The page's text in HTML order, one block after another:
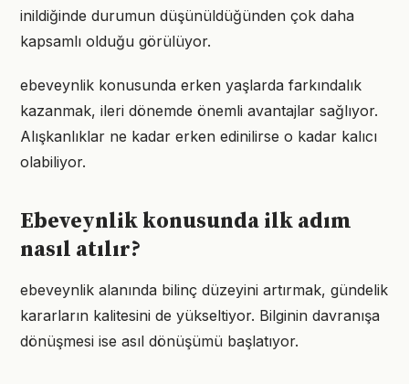
inildiğinde durumun düşünüldüğünden çok daha
kapsamlı olduğu görülüyor.
ebeveynlik konusunda erken yaşlarda farkındalık
kazanmak, ileri dönemde önemli avantajlar sağlıyor.
Alışkanlıklar ne kadar erken edinilirse o kadar kalıcı
olabiliyor.
Ebeveynlik konusunda ilk adım
nasıl atılır?
ebeveynlik alanında bilinç düzeyini artırmak, gündelik
kararların kalitesini de yükseltiyor. Bilginin davranışa
dönüşmesi ise asıl dönüşümü başlatıyor.